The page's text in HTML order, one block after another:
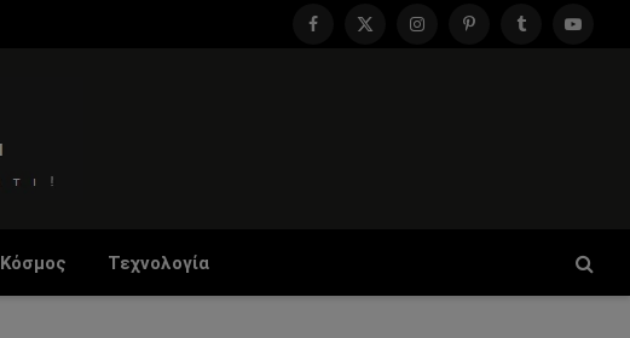
Facebook
X
InstagramPinterestTumblr
Κόσμος Τεχνολογία